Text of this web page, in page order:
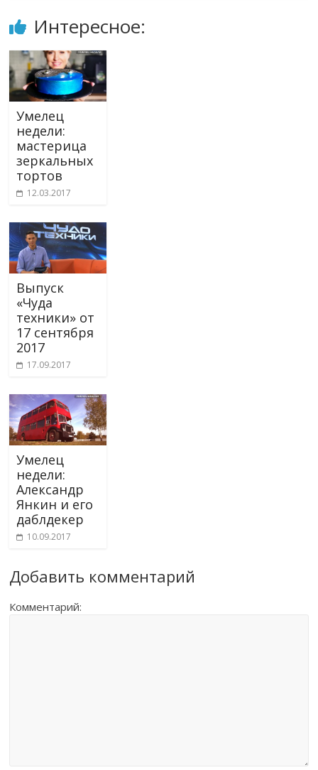
Интересное:
Умелец
недели:
мастерица
зеркальных
тортов
12.03.2017
Выпуск
«Чуда
техники» от
17 сентября
2017
17.09.2017
Умелец
недели:
Александр
Янкин и его
даблдекер
10.09.2017
Добавить комментарий
Комментарий: